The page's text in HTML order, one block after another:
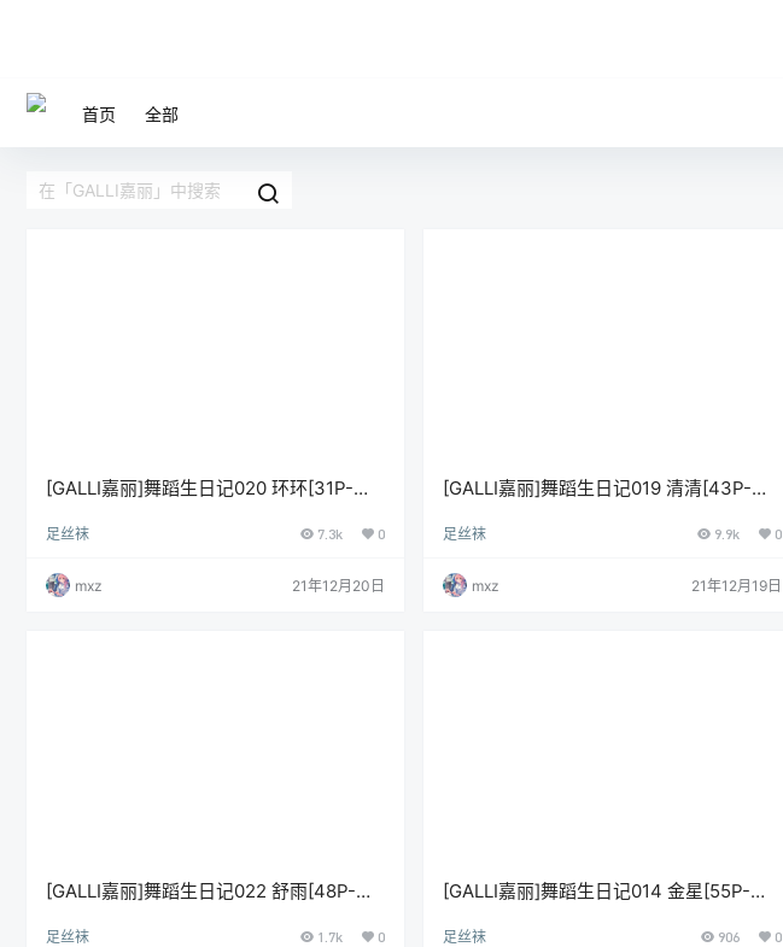
首页 全部
[GALLI嘉丽]舞蹈生日记020 环环[31P-
足丝袜 7.3k 0
mxz 21年12月20日
[GALLI嘉丽]舞蹈生日记019 清清[43P-
足丝袜 9.9k 0
mxz 21年12月19日
[GALLI嘉丽]舞蹈生日记022 舒雨[48P-
足丝袜 1.7k 0
[GALLI嘉丽]舞蹈生日记014 金星[55P-
足丝袜 906 0